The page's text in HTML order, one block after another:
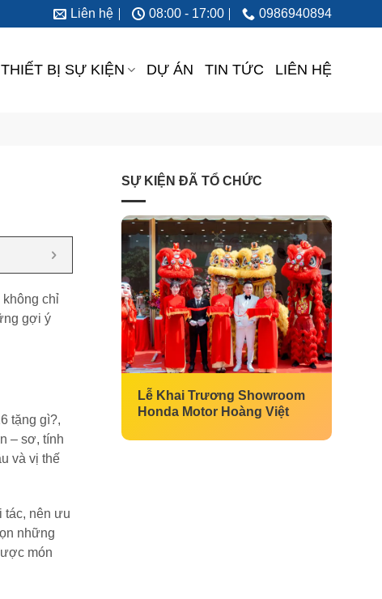
Liên hệ 08:00 - 17:00 0986940894
THIẾT BỊ SỰ KIỆN DỰ ÁN TIN TỨC LIÊN HỆ
không chỉ
gợi ý
tặng gì?,
– sơ, tính
và vị thế
tác, nên ưu
những
món
SỰ KIỆN ĐÃ TỔ CHỨC
Lễ Khai Trương Showroom
Honda Motor Hoàng Việt